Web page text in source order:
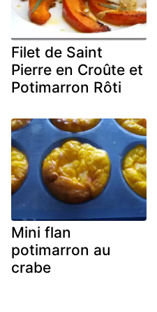
Filet de Saint
Pierre en Croûte et
Potimarron Rôti
Mini flan
potimarron au
crabe